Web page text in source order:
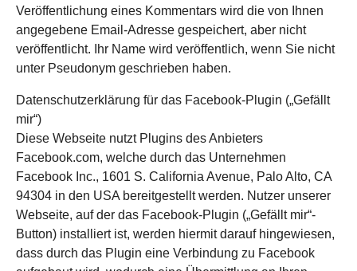
Veröffentlichung eines Kommentars wird die von Ihnen
angegebene Email-Adresse gespeichert, aber nicht
veröffentlicht. Ihr Name wird veröffentlich, wenn Sie nicht
unter Pseudonym geschrieben haben.
Datenschutzerklärung für das Facebook-Plugin („Gefällt
mir“)
Diese Webseite nutzt Plugins des Anbieters
Facebook.com, welche durch das Unternehmen
Facebook Inc., 1601 S. California Avenue, Palo Alto, CA
94304 in den USA bereitgestellt werden. Nutzer unserer
Webseite, auf der das Facebook-Plugin („Gefällt mir“-
Button) installiert ist, werden hiermit darauf hingewiesen,
dass durch das Plugin eine Verbindung zu Facebook